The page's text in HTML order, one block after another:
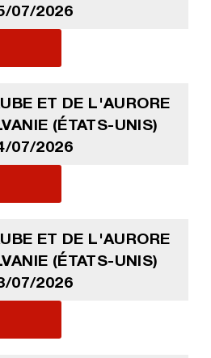
07/2026
ET DE L'AURORE
(ÉTATS-UNIS)
07/2026
ET DE L'AURORE
(ÉTATS-UNIS)
07/2026